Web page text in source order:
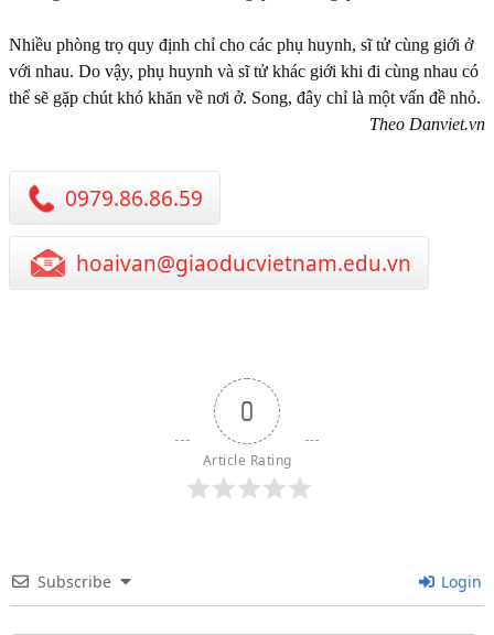
Nhiều phòng trọ quy định chỉ cho các phụ huynh, sĩ tử cùng giới ở
với nhau. Do vậy, phụ huynh và sĩ tử khác giới khi đi cùng nhau có
thể sẽ gặp chút khó khăn về nơi ở. Song, đây chỉ là một vấn đề nhỏ.
Theo Danviet.vn
0979.86.86.59
hoaivan@giaoducvietnam.edu.vn
0
Article Rating
Subscribe Login